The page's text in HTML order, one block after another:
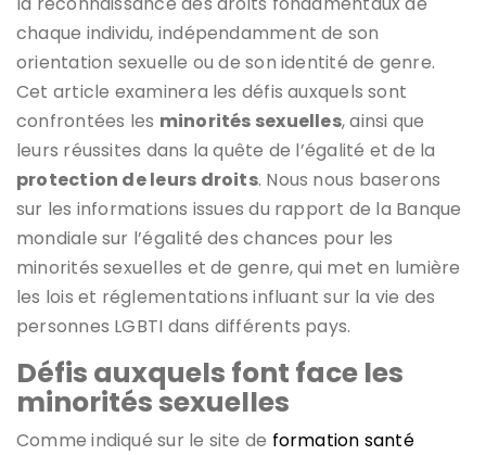
chaque individu, indépendamment de son
orientation sexuelle ou de son identité de genre.
Cet article examinera les défis auxquels sont
confrontées les minorités sexuelles, ainsi que
leurs réussites dans la quête de l’égalité et de la
protection de leurs droits. Nous nous baserons
sur les informations issues du rapport de la Banque
mondiale sur l’égalité des chances pour les
minorités sexuelles et de genre, qui met en lumière
les lois et réglementations influant sur la vie des
personnes LGBTI dans différents pays.
Défis auxquels font face les
minorités sexuelles
Comme indiqué sur le site de formation santé